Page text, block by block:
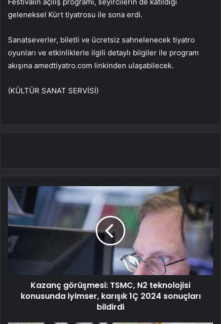
geleneksel Kürt tiyatrosu ile sona erdi.
Sanatseverler, biletli ve ücretsiz sahnelenecek tiyatro
oyunları ve etkinliklerle ilgili detaylı bilgiler ile program
akışına amedtiyatro.com linkinden ulaşabilecek.
(KÜLTÜR SANAT SERVİSİ)
Kazanç görüşmesi: TSMC, N2 teknolojisi
konusunda iyimser, karışık 1Ç 2024 sonuçları
bildirdi